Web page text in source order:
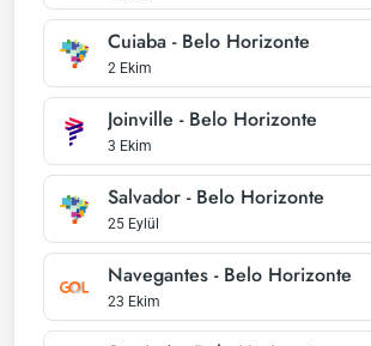
Cuiaba - Belo Horizonte
2 Ekim
Joinville - Belo Horizonte
3 Ekim
Salvador - Belo Horizonte
25 Eylül
Navegantes - Belo Horizonte
23 Ekim